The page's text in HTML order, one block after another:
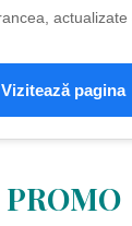
actualizate
Vizitează pagina
PROMO